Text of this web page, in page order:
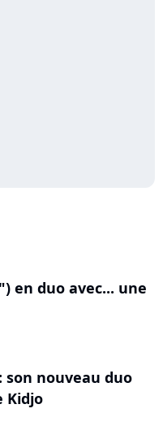
en duo avec... une
son nouveau duo
Kidjo